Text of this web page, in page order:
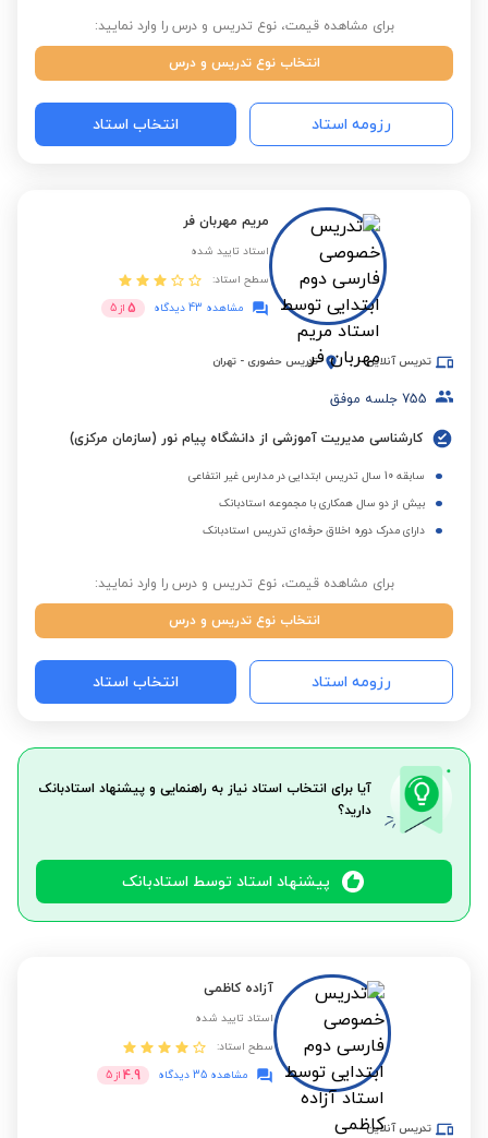
برای مشاهده قیمت، نوع تدریس و درس را وارد نمایید:
انتخاب نوع تدریس و درس
رزومه استاد انتخاب استاد
مریم مهربان فر
استاد تایید شده
سطح استاد:
مشاهده 43 دیدگاه
5 از 5
تدریس آنلاین تدریس حضوری - تهران
755 جلسه موفق
کارشناسی مدیریت آموزشی از دانشگاه پیام نور (سازمان مرکزی)
سابقه 10 سال تدریس ابتدایی در مدارس غیر انتفاعی
بیش از دو سال همکاری با مجموعه استادبانک
دارای مدرک دوره اخلاق حرفه‌ای تدریس استادبانک
برای مشاهده قیمت، نوع تدریس و درس را وارد نمایید:
انتخاب نوع تدریس و درس
رزومه استاد انتخاب استاد
آیا برای انتخاب استاد نیاز به راهنمایی و پیشنهاد استادبانک
دارید؟
پیشنهاد استاد توسط استادبانک
آزاده کاظمی
استاد تایید شده
سطح استاد:
مشاهده 35 دیدگاه
4.9 از 5
تدریس آنلاین